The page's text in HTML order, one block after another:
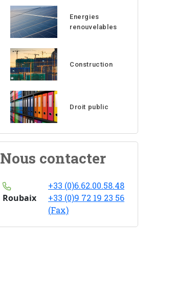
Energies
renouvelables
Construction
Droit public
Nous contacter
Roubaix
+33 (0)6.62.00.58.48
+33 (0)9 72 19 23 56
(Fax)